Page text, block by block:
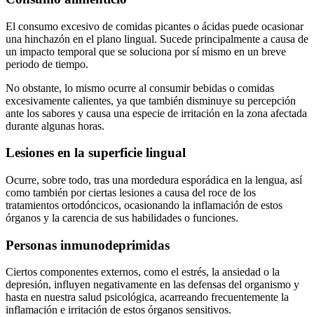
El consumo excesivo de comidas picantes o ácidas puede ocasionar
una hinchazón en el plano lingual. Sucede principalmente a causa de
un impacto temporal que se soluciona por símismo en un breve
periodo de tiempo.
No obstante, lo mismo ocurre al consumir bebidas o comidas
excesivamente calientes, ya que también disminuye su percepción
ante los sabores y causa una especie de irritación en la zona afectada
durante algunas horas.
Lesiones en la superficie lingual
Ocurre, sobre todo, tras una mordedura esporádica en la lengua, así
como también por ciertas lesiones a causa del roce de los
tratamientos ortodóncicos, ocasionando la inflamación de estos
órganos y la carencia de sus habilidades o funciones.
Personas inmunodeprimidas
Ciertos componentes externos, como el estrés, la ansiedad o la
depresión, influyen negativamente en las defensas del organismo y
hasta en nuestra salud psicológica, acarreando frecuentemente la
inflamación e irritación de estos órganos sensitivos.